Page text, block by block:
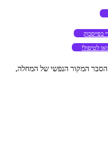
בפייסבוק
לטיפול!
הסבר המקור הנפשי של המחלה,